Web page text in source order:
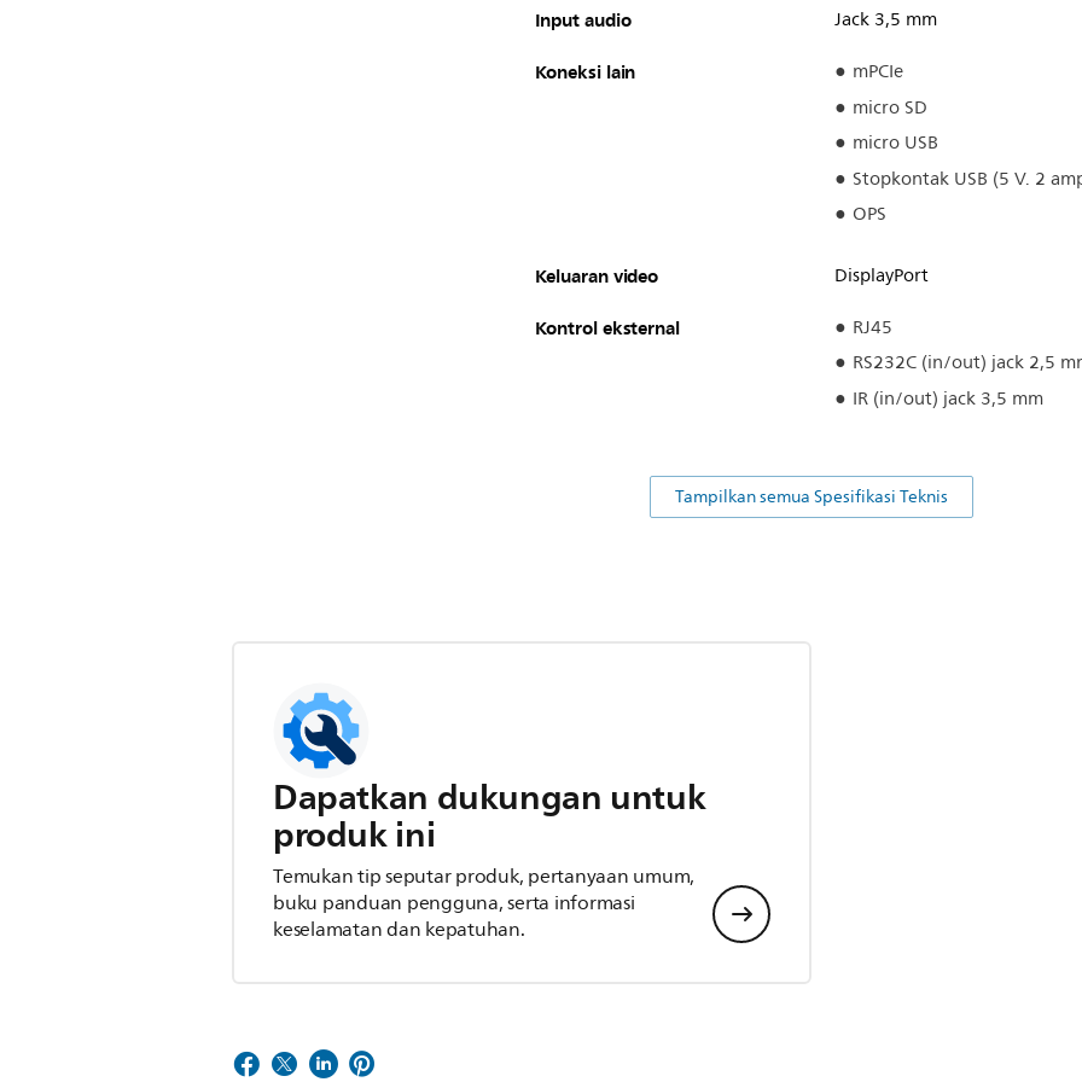
Input audio Jack 3,5 mm
Koneksi lain
mPCIe
micro SD
micro USB
Stopkontak USB (5 V. 2
OPS
Keluaran video DisplayPort
Kontrol eksternal
RJ45
RS232C (in/out) jack 2,5
IR (in/out) jack 3,5 mm
Tampilkan semua Spesifikasi Teknis
Dapatkan dukungan untuk
produk ini
Temukan tip seputar produk, pertanyaan umum,
buku panduan pengguna, serta informasi
keselamatan dan kepatuhan.